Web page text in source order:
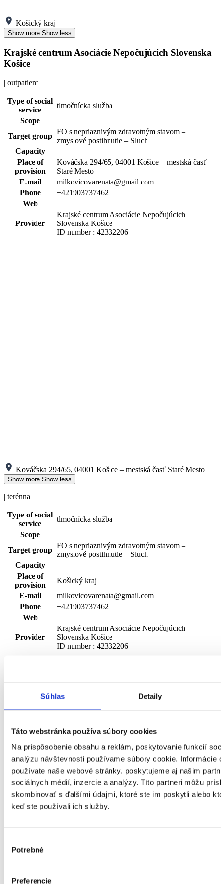
Súhlas Detaily
Táto webstránka používa súbory cookies
Na prispôsobenie obsahu a reklám, poskytovanie funkcií
analýzu návštevnosti používame súbory cookie. Informácie
používate naše webové stránky, poskytujeme aj našim
sociálnych médií, inzercie a analýzy. Títo partneri môžu
skombinovať s ďalšími údajmi, ktoré ste im poskytli alebo
keď ste používali ich služby.
súhlasu
Potrebné
Preferencie
Košický kraj
Show more Show less
Krajské centrum Asociácie Nepočujúcich Slovenska
Košice
| outpatient
Type of social
service
tlmočnícka služba
Scope
Target group
FO s nepriaznivým zdravotným stavom –
zmyslové postihnutie – Sluch
Capacity
Place of
provision
Kováčska 294/65, 04001 Košice – mestská časť
Staré Mesto
E-mail
milkovicovarenata@gmail.com
Phone
+421903737462
Web
Provider
Krajské centrum Asociácie Nepočujúcich
Slovenska Košice
ID number : 42332206
Kováčska 294/65, 04001 Košice – mestská časť Staré Mesto
Show more Show less
| terénna
Type of social
service
tlmočnícka služba
Scope
Target group
FO s nepriaznivým zdravotným stavom –
zmyslové postihnutie – Sluch
Capacity
Place of
provision
Košický kraj
E-mail
milkovicovarenata@gmail.com
Phone
+421903737462
Web
Provider
Krajské centrum Asociácie Nepočujúcich
Slovenska Košice
ID number : 42332206